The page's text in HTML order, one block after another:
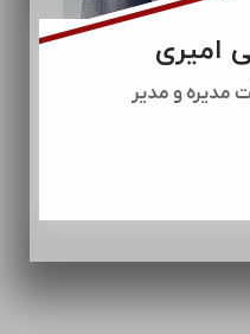
امیری
مدیره و مدیر